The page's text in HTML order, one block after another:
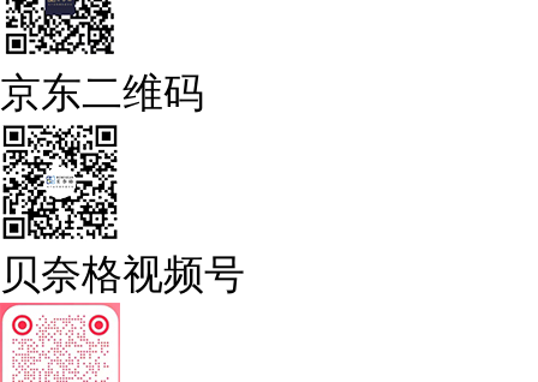
京东二维码
贝奈格视频号